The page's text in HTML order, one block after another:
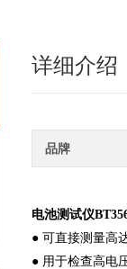
详细介绍
品牌
电池测试仪
● 可直接测量高
● 用于检查高电